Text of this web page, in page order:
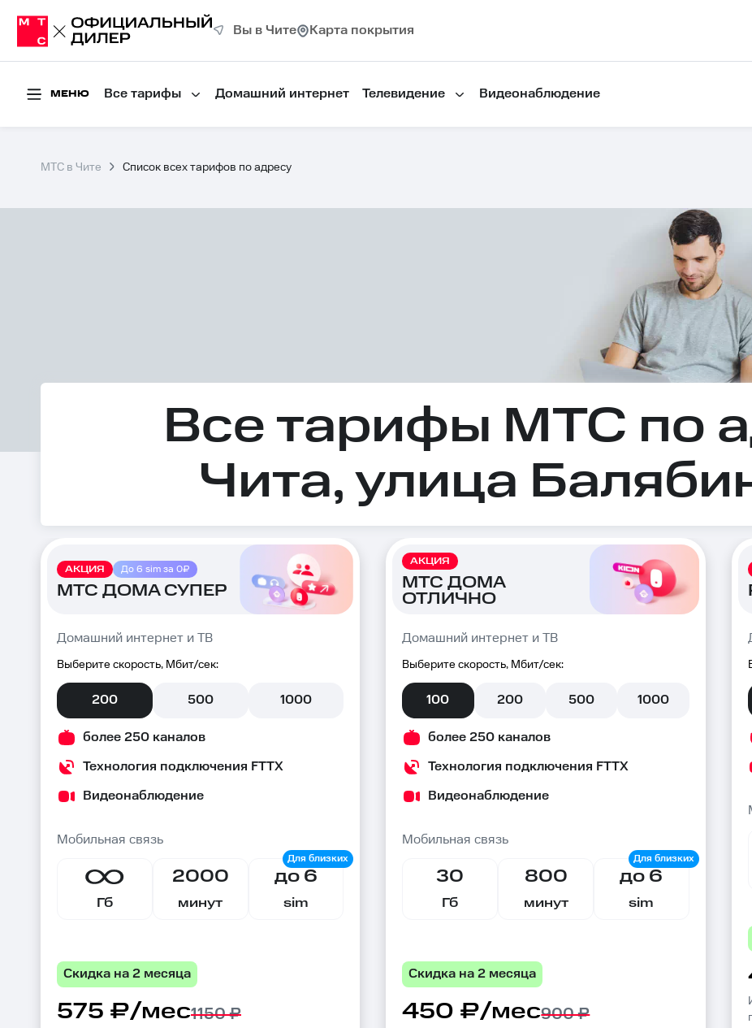
Вы в Чите Карта покрытия
МЕНЮ Все тарифы Домашний интернет Телевидение Видеонаблюдение
МТС в Чите Список всех тарифов по адресу
Все тарифы МТС по
Чита, улица
АКЦИЯ До 6 sim за 0₽
МТС ДОМА СУПЕР
Домашний интернет и ТВ
Выберите скорость, Мбит/сек:
200 500 1000
более 250 каналов
Технология подключения FTTX
Видеонаблюдение
Мобильная связь
Гб
2000
минут
до 6
sim
Скидка на 2 месяца
575 ₽/мес1150 ₽
АКЦИЯ
МТС ДОМА
ОТЛИЧНО
Домашний интернет и ТВ
Выберите скорость, Мбит/сек:
100 200 500 1000
более 250 каналов
Технология подключения FTTX
Видеонаблюдение
Мобильная связь
30
Гб
800
минут
до 6
sim
Скидка на 2 месяца
450 ₽/мес900 ₽